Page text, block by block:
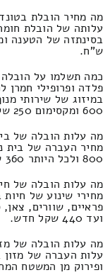
מה מחיר הובלת
עלותה של הובלת
ש"ח.
כמה תשלמו על
פלדה ופרופילי חמרן
במיזוג של שירותי
600 ומקסימום 250 שקלים.
מה עלות הובלה של
מחיר העברה של בית
800 ולכל היותר 360 ש"ח.
מה עלות הובלה של
מחירי שינוע של
ועד 440 שקל חדש.
מה עלות הובלה של
עלות העברה של
ופירוק מן המשטח המחיר הוא 640